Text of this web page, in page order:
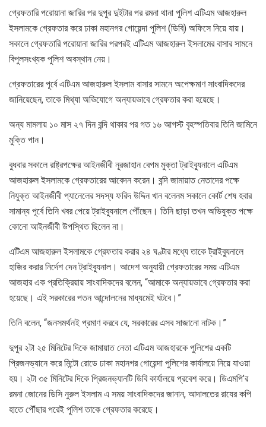
গ্রেফতারি পরোয়ানা জারির পর দুপুর দুইটার পর রমনা থানা পুলিশ এটিএম আজহারুল
ইসলামকে গ্রেফতার করে ঢাকা মহানগর গোয়েন্দা পুলিশ (ডিবি) অফিসে নিয়ে যায়।
সকালে গ্রেফতারি পরোয়ানা জারির পরপরই এটিএম আজহারুল ইসলামের বাসার সামনে
বিপুলসংখ্যক পুলিশ অবস্থান নেয়।
গ্রেফতারের পূর্বে এটিএম আজহারুল ইসলাম বাসার সামনে অপেক্ষমাণ সাংবাদিকদের
জানিয়েছেন, তাকে মিথ্যা অভিযোগে অন্যায়ভাবে গ্রেফতার করা হয়েছে।
অন্য মামলায় ১০ মাস ২৭ দিন বন্দি থাকার পর গত ১৬ আগস্ট বৃহস্পতিবার তিনি জামিনে
মুক্তি পান।
বুধবার সকালে রাষ্ট্রপক্ষের আইনজীবী নূরজাহান বেগম মুক্তা ট্রাইব্যুনালে এটিএম
আজহারুল ইসলামকে গ্রেফতারের আবেদন করেন। বন্দি জামায়াত নেতাদের পক্ষে
নিযুক্ত আইনজীবী প্যানেলের সদস্য ফরিদ উদ্দিন খান বলেনম সকালে কোর্ট শেষ হবার
সামান্য পূর্বে তিনি খবর পেয়ে ট্রাইব্যুনালে পৌঁছেন। তিনি ছাড়া তখন অভিযুক্ত পক্ষে
কোনো আইনজীবী উপস্থিত ছিলেন না।
এটিএম আজহারুল ইসলামকে গ্রেফতার করার ২৪ ঘণ্টার মধ্যে তাকে ট্রাইব্যুনালে
হাজির করার নির্দেশ দেন ট্রাইব্যুনাল। আদেশ অনুযায়ী গ্রেফতারের সময় এটিএম
আজহার এক প্রতিক্রিয়ায় সাংবাদিকদের বলেন, “আমাকে অন্যায়ভাবে গ্রেফতার করা
হয়েছে। এই সরকারের পতন আন্দোলনের মাধ্যমেই ঘটবে।”
তিনি বলেন, “জনসমর্থনই প্রমাণ করবে যে, সরকারের এসব সাজানো নাটক।”
দুপুর ২টা ২৫ মিনিটের দিকে জামায়াত নেতা এটিএম আজহারকে পুলিশের একটি
প্রিজনভ্যানে করে মিন্টো রোডে ঢাকা মহানগর গোয়েন্দা পুলিশের কার্যালয়ে নিয়ে যাওয়া
হয়। ২টা ৩৫ মিনিটের দিকে প্রিজনভ্যানটি ডিবি কার্যালয়ে প্রবেশ করে। ডিএমপি’র
রমনা জোনের ডিসি নুরুল ইসলাম এ সময় সাংবাদিকদের জানান, আদালতের রাযের কপি
হাতে পৌঁছার পরেই পুলিশ তাকে গ্রেফতার করেছে।